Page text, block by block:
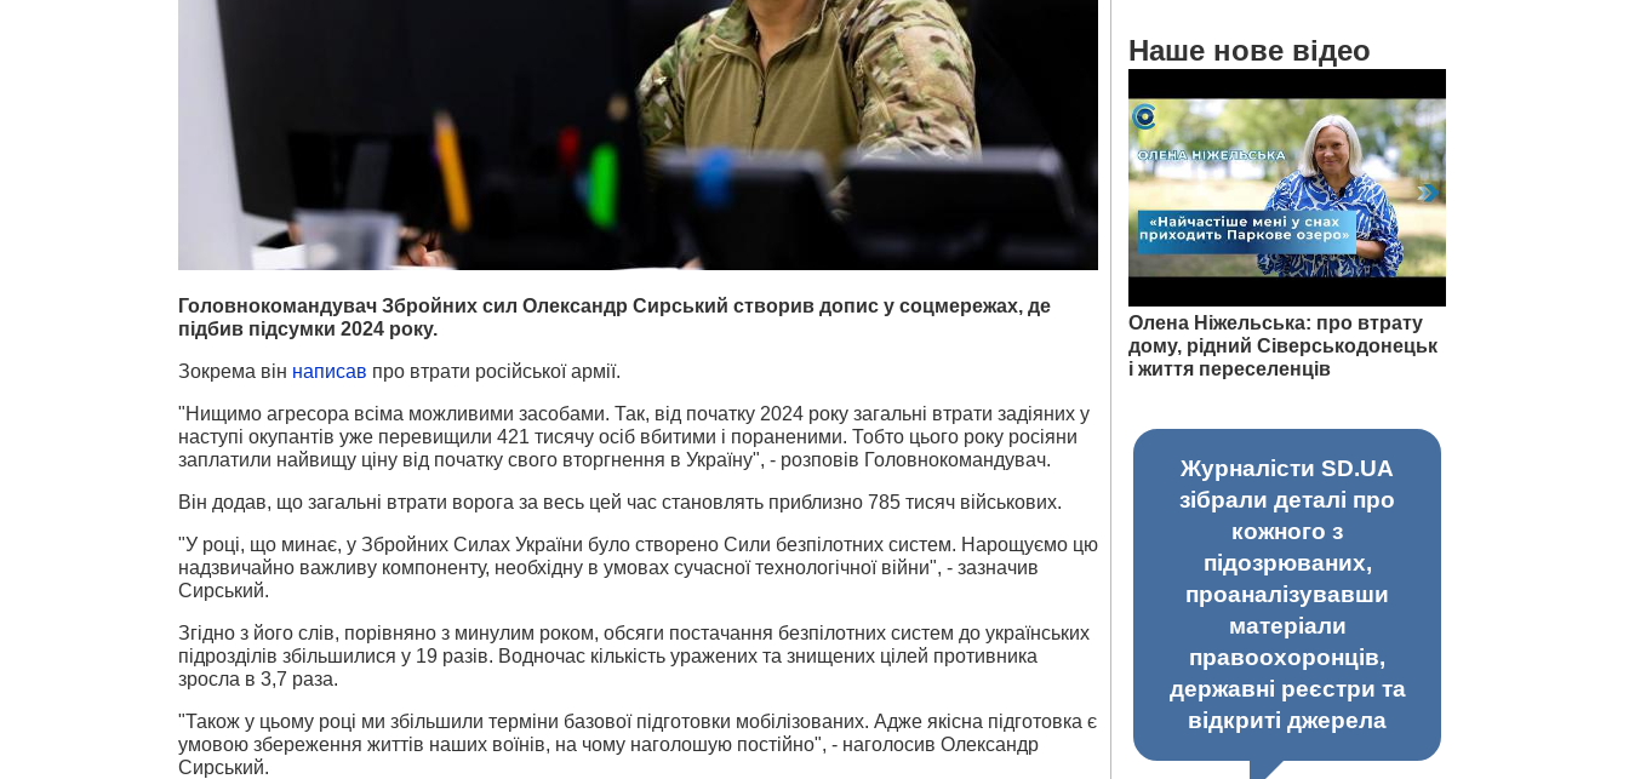
Головнокомандувач Збройних сил Олександр Сирський створив допис у соцмережах, де
підбив підсумки 2024 року.
Зокрема він написав про втрати російської армії.
"Нищимо агресора всіма можливими засобами. Так, від початку 2024 року загальні втрати задіяних у
наступі окупантів уже перевищили 421 тисячу осіб вбитими і пораненими. Тобто цього року росіяни
заплатили найвищу ціну від початку свого вторгнення в Україну", - розповів Головнокомандувач.
Він додав, що загальні втрати ворога за весь цей час становлять приблизно 785 тисяч військових.
"У році, що минає, у Збройних Силах України було створено Сили безпілотних систем. Нарощуємо цю
надзвичайно важливу компоненту, необхідну в умовах сучасної технологічної війни", - зазначив
Сирський.
Згідно з його слів, порівняно з минулим роком, обсяги постачання безпілотних систем до українських
підрозділів збільшилися у 19 разів. Водночас кількість уражених та знищених цілей противника
зросла в 3,7 раза.
"Також у цьому році ми збільшили терміни базової підготовки мобілізованих. Адже якісна підготовка є
умовою збереження життів наших воїнів, на чому наголошую постійно", - наголосив Олександр
Сирський.
Наше нове відео
Олена Ніжельська: про втрату
дому, рідний Сіверськодонецьк
і життя переселенців
Журналісти SD.UA
зібрали деталі про
кожного з
підозрюваних,
проаналізувавши
матеріали
правоохоронців,
державні реєстри та
відкриті джерела